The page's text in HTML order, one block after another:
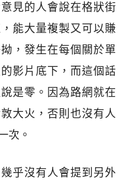
見的人會說在格狀街
能大量複製又可以賺
，發生在每個關於單
影片底下，而這個話
是零。因為路網就在
大火，否則也沒有人
次。
乎沒有人會提到另外